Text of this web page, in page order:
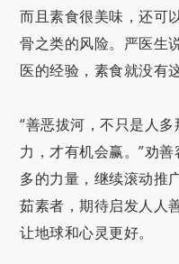
而且素食很美味，还可
骨之类的风险。严医生
医的经验，素食就没有
“善恶拔河，不只是人
力，才有机会赢。”劝
多的力量，继续滚动推
茹素者，期待启发人人
让地球和心灵更好。